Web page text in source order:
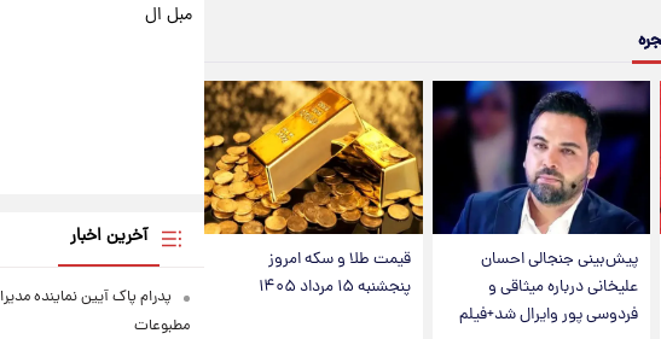
پیش‌بینی جنجالی احسان
علیخانی درباره میثاقی و
فردوسی پور وایرال شد+فیلم
قیمت طلا و سکه امروز
پنجشنبه ۱۵ مرداد ۱۴۰۵
مبل ال
آخرین اخبار
پدرام پاک آیین نماینده
مطبوعات